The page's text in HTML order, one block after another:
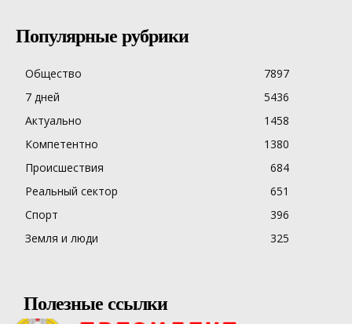
Популярные рубрики
Общество
7897
7 дней
5436
Актуально
1458
Компетентно
1380
Происшествия
684
Реальный сектор
651
Спорт
396
Земля и люди
325
Полезные ссылки